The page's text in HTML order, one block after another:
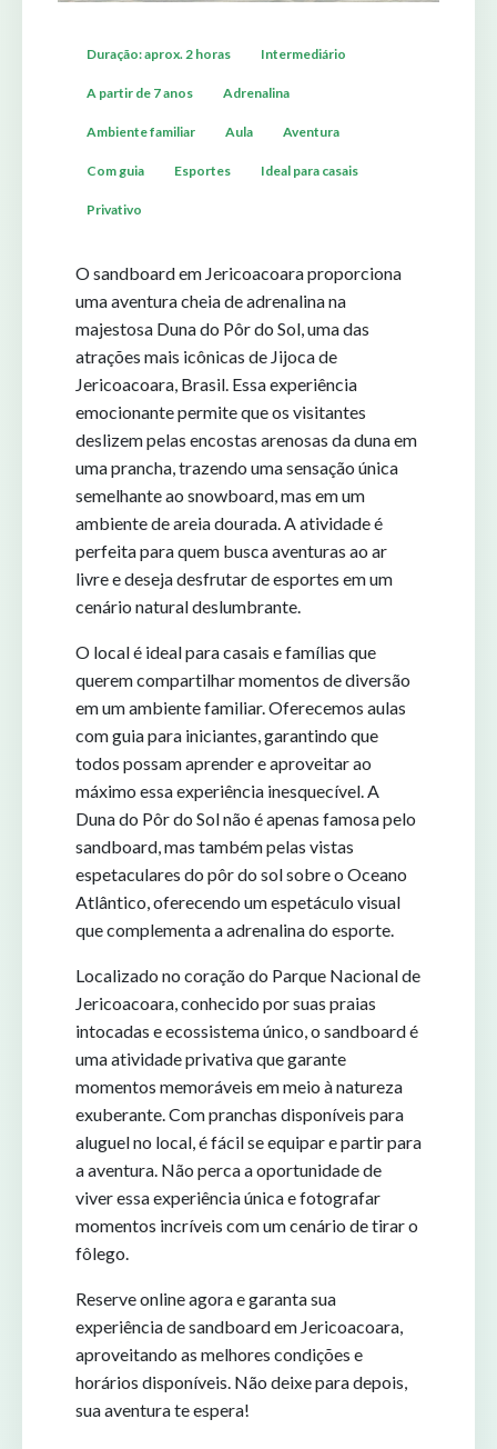
Duração: aprox. 2 horas Intermediário
A partir de 7 anos Adrenalina
Ambiente familiar Aula Aventura
Com guia Esportes Ideal para casais
Privativo
O sandboard em Jericoacoara proporciona
uma aventura cheia de adrenalina na
majestosa Duna do Pôr do Sol, uma das
atrações mais icônicas de Jijoca de
Jericoacoara, Brasil. Essa experiência
emocionante permite que os visitantes
deslizem pelas encostas arenosas da duna em
uma prancha, trazendo uma sensação única
semelhante ao snowboard, mas em um
ambiente de areia dourada. A atividade é
perfeita para quem busca aventuras ao ar
livre e deseja desfrutar de esportes em um
cenário natural deslumbrante.
O local é ideal para casais e famílias que
querem compartilhar momentos de diversão
em um ambiente familiar. Oferecemos aulas
com guia para iniciantes, garantindo que
todos possam aprender e aproveitar ao
máximo essa experiência inesquecível. A
Duna do Pôr do Sol não é apenas famosa pelo
sandboard, mas também pelas vistas
espetaculares do pôr do sol sobre o Oceano
Atlântico, oferecendo um espetáculo visual
que complementa a adrenalina do esporte.
Localizado no coração do Parque Nacional de
Jericoacoara, conhecido por suas praias
intocadas e ecossistema único, o sandboard é
uma atividade privativa que garante
momentos memoráveis em meio à natureza
exuberante. Com pranchas disponíveis para
aluguel no local, é fácil se equipar e partir para
a aventura. Não perca a oportunidade de
viver essa experiência única e fotografar
momentos incríveis com um cenário de tirar o
fôlego.
Reserve online agora e garanta sua
experiência de sandboard em Jericoacoara,
aproveitando as melhores condições e
horários disponíveis. Não deixe para depois,
sua aventura te espera!